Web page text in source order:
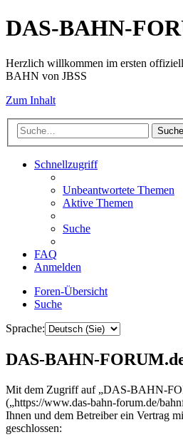
DAS-BAHN-
Herzlich willkommen im ersten
BAHN von JBSS
Zum Inhalt
Suche
Schnellzugriff
Unbeantwortete Themen
Aktive Themen
Suche
FAQ
Anmelden
Foren-Übersicht
Suche
Sprache:
DAS-BAHN-
Mit dem Zugriff auf „DAS-BAHN-
(„https://www.das-bahn-forum.de/
Ihnen und dem Betreiber ein Vertrag
geschlossen: